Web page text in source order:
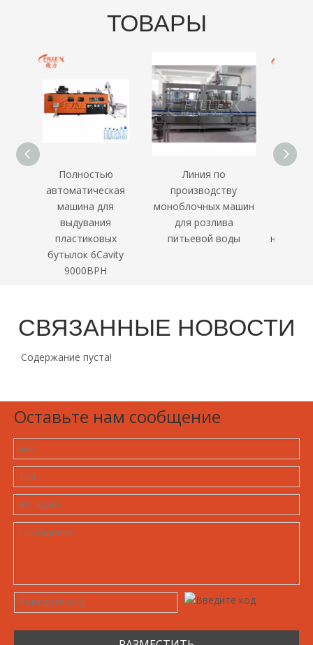
ТОВАРЫ
Линия по
производству
моноблочных машин
для розлива
питьевой воды
Полностью
электрическая 9
полость 18000bph
вращающегося
нагрева ПЭТ-бутылки
СВЯЗАННЫЕ НОВОСТИ
Содержание пуста!
Оставьте нам сообщение